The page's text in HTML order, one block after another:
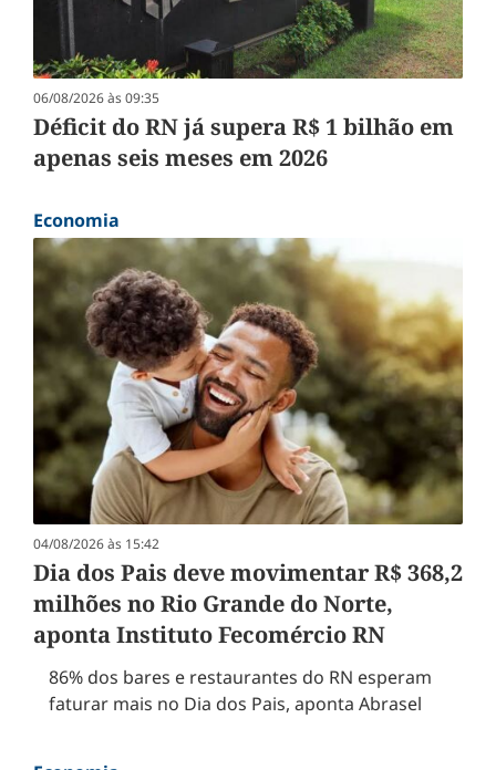
06/08/2026 às 09:35
Déficit do RN já supera R$ 1 bilhão em
apenas seis meses em 2026
Economia
04/08/2026 às 15:42
Dia dos Pais deve movimentar R$ 368,2
milhões no Rio Grande do Norte,
aponta Instituto Fecomércio RN
86% dos bares e restaurantes do RN esperam
faturar mais no Dia dos Pais, aponta Abrasel